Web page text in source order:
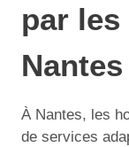
par les
Nantes
À Nantes, les
de services